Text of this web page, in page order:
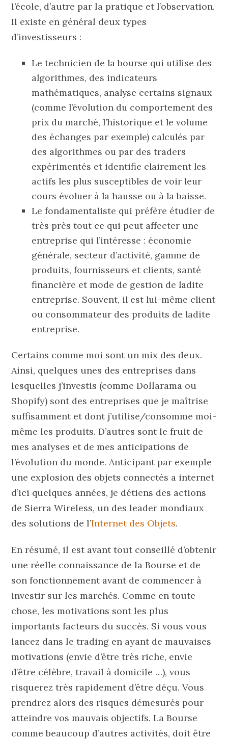
l’école, d’autre par la pratique et l’observation.
Il existe en général deux types
d’investisseurs :
Le technicien de la bourse qui utilise des
algorithmes, des indicateurs
mathématiques, analyse certains signaux
(comme l’évolution du comportement des
prix du marché, l’historique et le volume
des échanges par exemple) calculés par
des algorithmes ou par des traders
expérimentés et identifie clairement les
actifs les plus susceptibles de voir leur
cours évoluer à la hausse ou à la baisse.
Le fondamentaliste qui préfère étudier de
très près tout ce qui peut affecter une
entreprise qui l’intéresse : économie
générale, secteur d’activité, gamme de
produits, fournisseurs et clients, santé
financière et mode de gestion de ladite
entreprise. Souvent, il est lui-même client
ou consommateur des produits de ladite
entreprise.
Certains comme moi sont un mix des deux.
Ainsi, quelques unes des entreprises dans
lesquelles j’investis (comme Dollarama ou
Shopify) sont des entreprises que je maîtrise
suffisamment et dont j’utilise/consomme moi-
même les produits. D’autres sont le fruit de
mes analyses et de mes anticipations de
l’évolution du monde. Anticipant par exemple
une explosion des objets connectés a internet
d’ici quelques années, je détiens des actions
de Sierra Wireless, un des leader mondiaux
des solutions de l’Internet des Objets.
En résumé, il est avant tout conseillé d’obtenir
une réelle connaissance de la Bourse et de
son fonctionnement avant de commencer à
investir sur les marchés. Comme en toute
chose, les motivations sont les plus
importants facteurs du succès. Si vous vous
lancez dans le trading en ayant de mauvaises
motivations (envie d’être très riche, envie
d’être célèbre, travail à domicile …), vous
risquerez très rapidement d’être déçu. Vous
prendrez alors des risques démesurés pour
atteindre vos mauvais objectifs. La Bourse
comme beaucoup d’autres activités, doit être